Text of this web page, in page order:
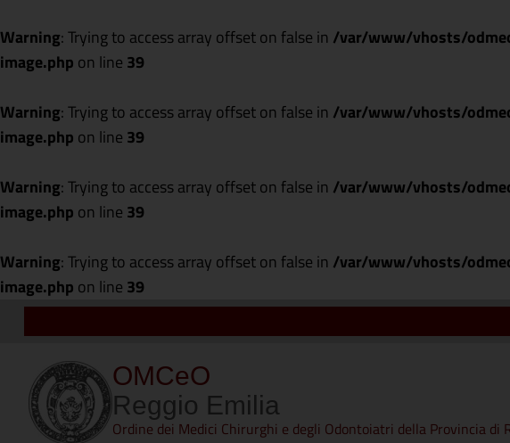
Warning: Trying to access array offset on false in /var/www/vhosts/
image.php on line 39
Warning: Trying to access array offset on false in /var/www/vhosts/
image.php on line 39
Warning: Trying to access array offset on false in /var/www/vhosts/
image.php on line 39
Warning: Trying to access array offset on false in /var/www/vhosts/
image.php on line 39
OMCeO
Reggio Emilia
Ordine dei Medici Chirurghi e degli Odontoiatri della Provincia di